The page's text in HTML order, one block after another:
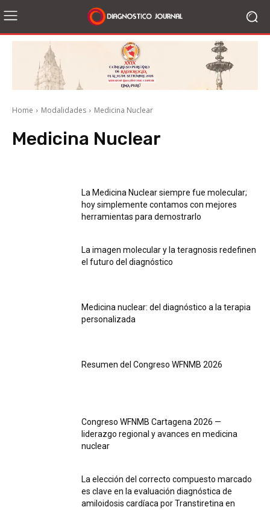
Home Modalidades Medicina Nuclear
Medicina Nuclear
La Medicina Nuclear siempre fue molecular;
hoy simplemente contamos con mejores
herramientas para demostrarlo
La imagen molecular y la teragnosis redefinen
el futuro del diagnóstico
Medicina nuclear: del diagnóstico a la terapia
personalizada
Resumen del Congreso WFNMB 2026
Congreso WFNMB Cartagena 2026 —
liderazgo regional y avances en medicina
nuclear
La elección del correcto compuesto marcado
es clave en la evaluación diagnóstica de
amiloidosis cardíaca por Transtiretina en